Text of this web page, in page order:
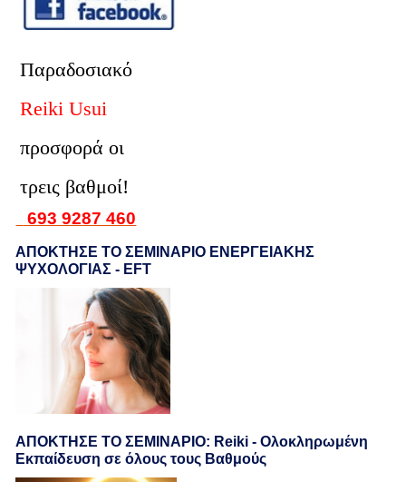
Παραδοσιακό
Reiki Usui
προσφορά οι
τρεις βαθμοί!
693 9287 460
ΑΠΟΚΤΗΣΕ ΤΟ ΣΕΜΙΝΑΡΙΟ ΕΝΕΡΓΕΙΑΚΗΣ
ΨΥΧΟΛΟΓΙΑΣ - EFT
ΑΠΟΚΤΗΣΕ ΤΟ ΣΕΜΙΝΑΡΙΟ: Reiki - Ολοκληρωμένη
Εκπαίδευση σε όλους τους Βαθμούς